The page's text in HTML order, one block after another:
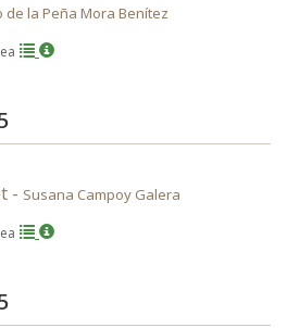
de la Peña Mora Benítez
- Susana Campoy Galera